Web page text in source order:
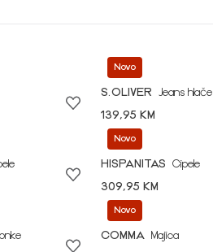
Novo
S.OLIVER
Jeans hlače
139,95 KM
Novo
HISPANITAS
Cipele
309,95 KM
Novo
COMMA
Majica